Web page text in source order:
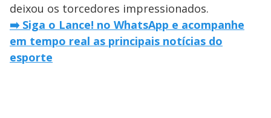
deixou os torcedores impressionados.
➡️ Siga o Lance! no WhatsApp e acompanhe
em tempo real as principais notícias do
esporte